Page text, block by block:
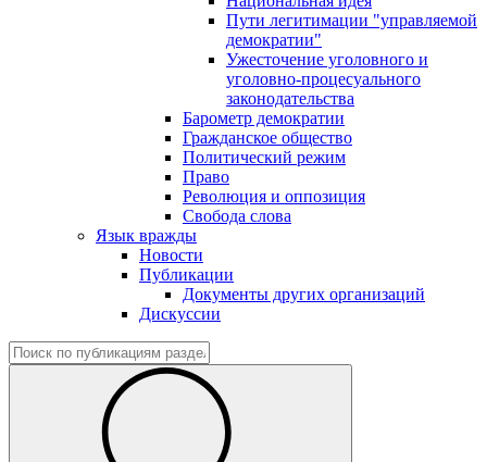
Пути легитимации "управляемой
демократии"
Ужесточение уголовного и
уголовно-процесуального
законодательства
Барометр демократии
Гражданское общество
Политический режим
Право
Революция и оппозиция
Свобода слова
Язык вражды
Новости
Публикации
Документы других организаций
Дискуссии